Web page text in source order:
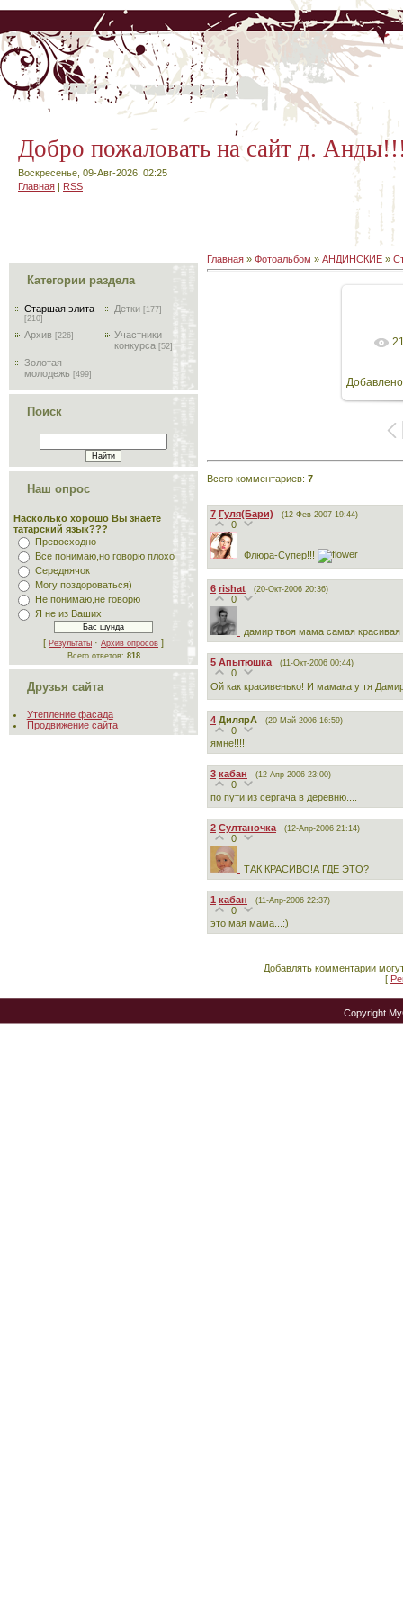
Добро пожаловать на сайт д.
Воскресенье, 09-Авг-2026, 02:25
Главная | RSS
Категории раздела
Старшая элита
[210]
Детки [177]
Архив [226]
Участники
конкурса [52]
Золотая
молодежь [499]
Поиск
Наш опрос
Насколько хорошо Вы знаете
татарский язык???
Превосходно
Все понимаю,но говорю плохо
Середнячок
Могу поздороваться)
Не понимаю,не говорю
Я не из Ваших
[ Результаты · Архив опросов ]
Всего ответов: 818
Друзья сайта
Утепление фасада
Продвижение сайта
Главная » Фотоальбом » АНДИНСКИЕ »
Добавлено
Всего комментариев: 7
7 Гуля(Бари) (12-Фев-2007 19:44)
0
Флюра-Супер!!!
6 rishat (20-Окт-2006 20:36)
0
дамир твоя мама самая
5 Апытюшка (11-Окт-2006 00:44)
0
Ой как красивенько! И мамака у тя
4 ДилярА (20-Май-2006 16:59)
0
ямне!!!!
3 кабан (12-Апр-2006 23:00)
0
по пути из сергача в деревню....
2 Султаночка (12-Апр-2006 21:14)
0
ТАК КРАСИВО!А ГДЕ ЭТО?
1 кабан (11-Апр-2006 22:37)
0
это мая мама...:)
Добавлять комментарии
[
Copyright